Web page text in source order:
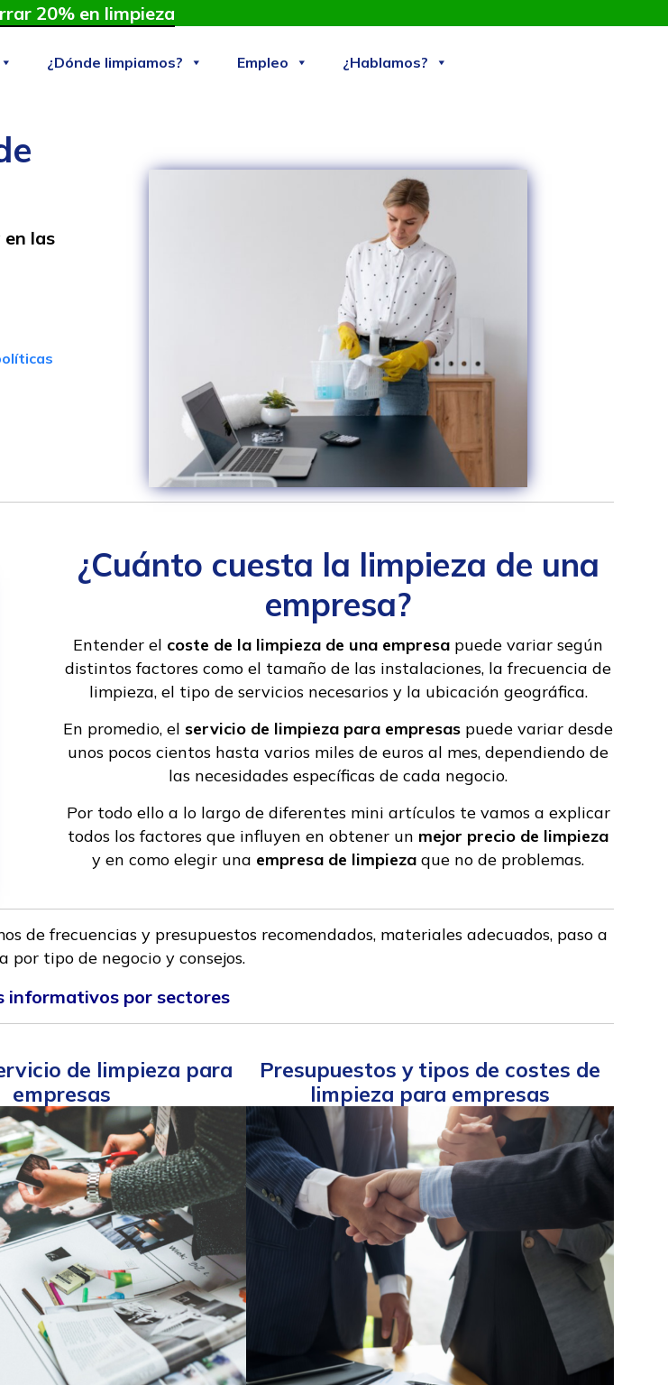
20% en limpieza
¿Dónde limpiamos? Empleo ¿Hablamos?
las
¿Cuánto cuesta la limpieza de una
empresa?
Entender el coste de la limpieza de una empresa puede variar según
distintos factores como el tamaño de las instalaciones, la frecuencia de
limpieza, el tipo de servicios necesarios y la ubicación geográfica.
En promedio, el servicio de limpieza para empresas puede variar desde
unos pocos cientos hasta varios miles de euros al mes, dependiendo de
las necesidades específicas de cada negocio.
Por todo ello a lo largo de diferentes mini artículos te vamos a explicar
todos los factores que influyen en obtener un mejor precio de limpieza
y en como elegir una empresa de limpieza que no de problemas.
de frecuencias y presupuestos recomendados, materiales adecuados, paso a
por tipo de negocio y consejos.
informativos por sectores
de limpieza para
empresas
Presupuestos y tipos de costes de
limpieza para empresas